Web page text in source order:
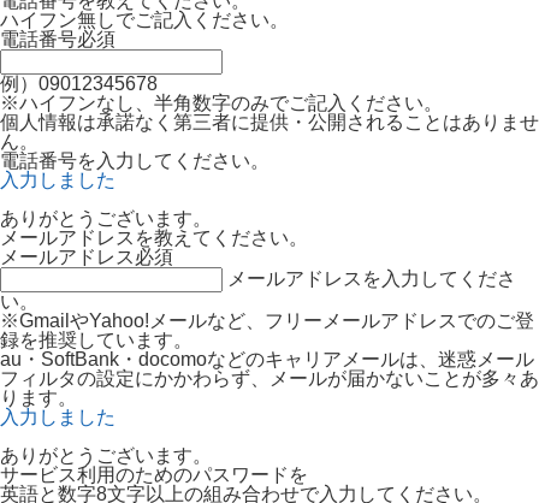
ハイフン無しでご記入ください。
電話番号必須
例）09012345678
※ハイフンなし、半角数字のみでご記入ください。
個人情報は承諾なく第三者に提供・公開されることはありませ
ん。
電話番号を入力してください。
入力しました
ありがとうございます。
メールアドレスを教えてください。
メールアドレス必須
メールアドレスを入力してくださ
い。
※GmailやYahoo!メールなど、フリーメールアドレスでのご登
録を推奨しています。
au・SoftBank・docomoなどのキャリアメールは、迷惑メール
フィルタの設定にかかわらず、メールが届かないことが多々あ
ります。
入力しました
ありがとうございます。
サービス利用のためのパスワードを
英語と数字8文字以上の組み合わせで入力してください。